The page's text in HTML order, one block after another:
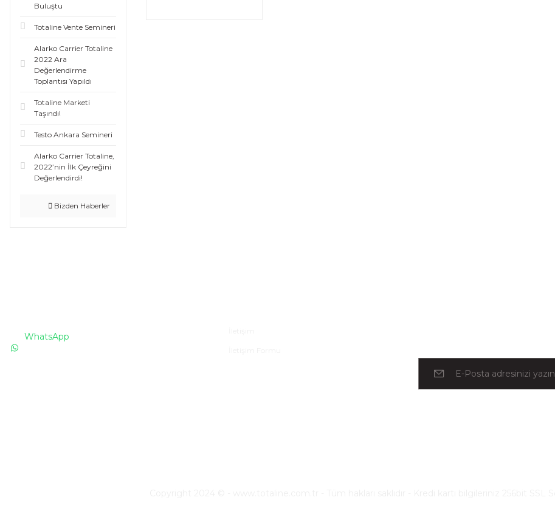
Buluştu
Totaline Vente Semineri
Alarko Carrier Totaline
2022 Ara
Değerlendirme
Toplantısı Yapıldı
Totaline Marketi
Taşındı!
Testo Ankara Semineri
Alarko Carrier Totaline,
2022’nin İlk Çeyreğini
Değerlendirdi!
Bizden Haberler
WhatsApp